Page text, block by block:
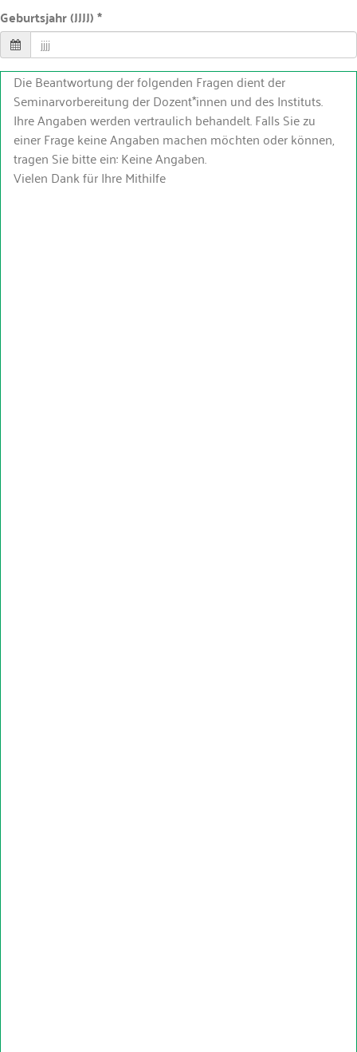
Geburtsjahr (JJJJ) *
Die Beantwortung der folgenden Fragen dient der
Seminarvorbereitung der Dozent*innen und des Instituts.
Ihre Angaben werden vertraulich behandelt. Falls Sie zu
einer Frage keine Angaben machen möchten oder können,
tragen Sie bitte ein: Keine Angaben.
Vielen Dank für Ihre Mithilfe